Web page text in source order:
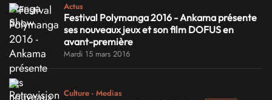
Actus
Festival Polymanga 2016 - Ankama présente
ses nouveaux jeux et son film DOFUS en
avant-première
Mardi 15 mars 2016
Culture - Medias